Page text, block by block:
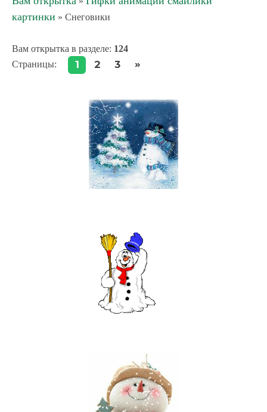
картинки » Снеговики
Вам открытка в разделе: 124
Страницы: 1 2 3 »